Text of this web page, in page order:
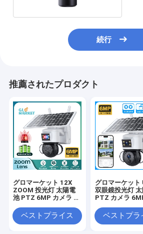
続行
推薦されたプロダクト
グロマーケット 12X
ZOOM 投光灯 太陽電
池 PTZ 6MP カメラ ス
セキュリティ カメラ
ベストプライス
グロマーケット
双眼鏡投光灯
PTZ カメラ
ティ PTZ カメ
ベストプラ